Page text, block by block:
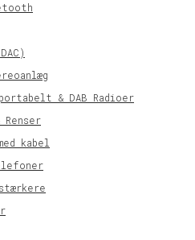
& DAB Radioer
kabel